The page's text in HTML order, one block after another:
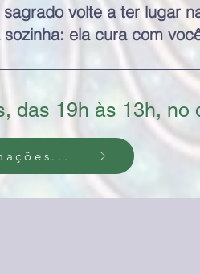
volte a ter lugar
ela cura com
das 19h às 13h, no